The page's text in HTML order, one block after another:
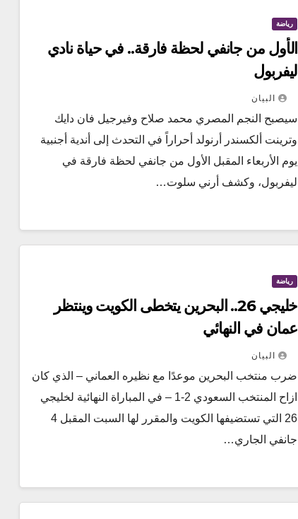
رياضة
الأول من جانفي لحظة فارقة.. في حياة نادي
ليفربول
البيان
سيصبح النجم المصري محمد صلاح وفيرجيل فان دايك
وترينت ألكسندر أرنولد أحراراً في التحدث إلى أندية أجنبية
يوم الأربعاء المقبل الأول من جانفي لحظة فارقة في
ليفربول، وكشف أرني سلوت…
رياضة
خليجي 26.. البحرين يتخطى الكويت وينتظر
عمان في النهائي
البيان
ضرب منتخب البحرين موعدًا مع نظيره العماني – الذي كان
ازاح المنتخب السعودي 2-1 – في المباراة النهائية لخليجي
26 التي تستضيفها الكويت والمقرر لها السبت المقبل 4
جانفي الجاري…